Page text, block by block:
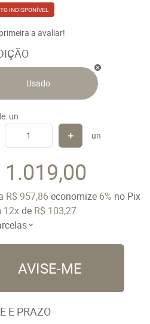
INDISPONÍVEL
a avaliar!
Usado
un
un
1.019,00
R$ 957,86 economize 6% no Pix
12xde R$ 103,27
AVISE-ME
E PRAZO